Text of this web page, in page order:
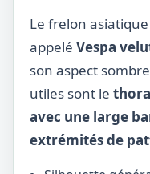
Le frelon
appelé Vespa
son aspect
utiles sont le
avec une large
extrémités de